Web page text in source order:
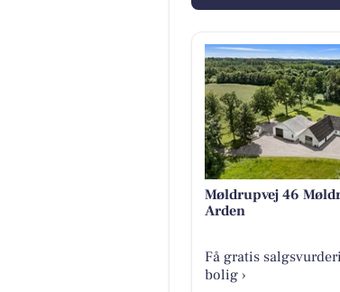
Møldrupvej 46
Arden
Få gratis
bolig ›